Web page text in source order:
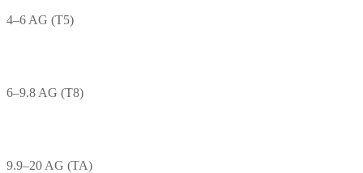
4–6 AG (T5)
6–9.8 AG (T8)
9.9–20 AG (TA)